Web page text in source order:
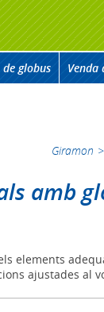
globus Venda
Giramon >
amb
elements
ajustades al